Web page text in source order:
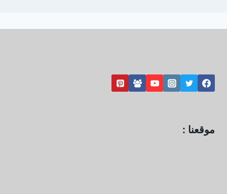
موقعنا :